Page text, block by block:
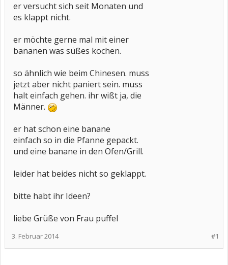
er versucht sich seit Monaten und
es klappt nicht.
er möchte gerne mal mit einer
bananen was süßes kochen.
so ähnlich wie beim Chinesen. muss
jetzt aber nicht paniert sein. muss
halt einfach gehen. ihr wißt ja, die
Männer.
er hat schon eine banane
einfach so in die Pfanne gepackt.
und eine banane in den Ofen/Grill.
leider hat beides nicht so geklappt.
bitte habt ihr Ideen?
liebe Grüße von Frau puffel
#1
3. Februar 2014